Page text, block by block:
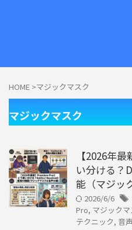
HOME >マジックマスク
マジックマスク
【2026年
い分ける？
能（マジッ
2026/6/6
Pro, マジックマ
テクニック, 音